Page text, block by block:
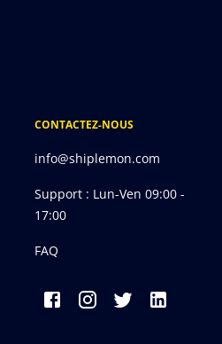
CONTACTEZ-NOUS
info@shiplemon.com
Support : Lun-Ven 09:00 -
17:00
FAQ